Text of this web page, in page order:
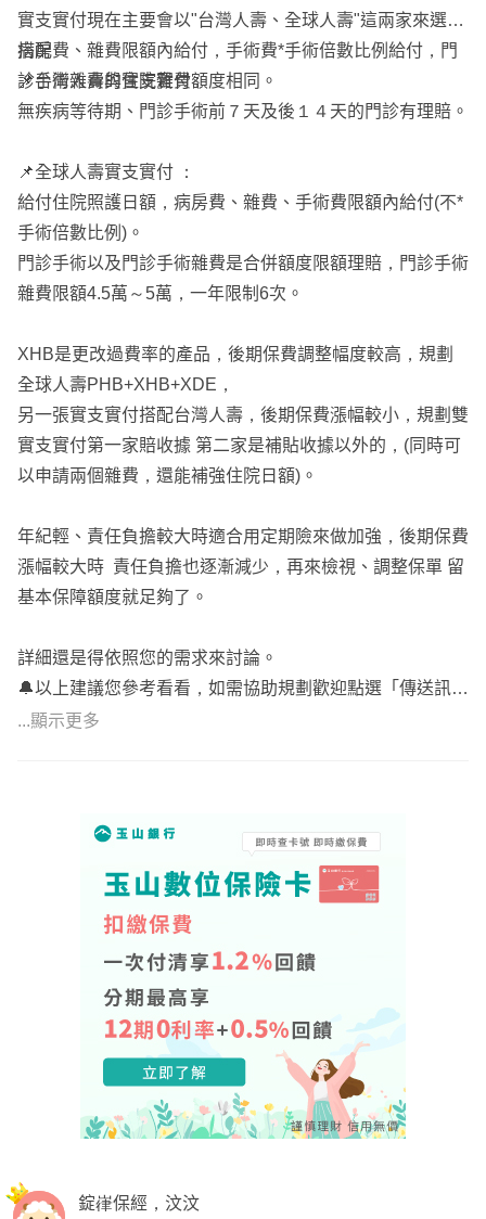
實支實付現在主要會以"台灣人壽、全球人壽"這兩家來選擇
搭配
📌台灣人壽的實支實付 :
病房費、雜費限額內給付，手術費*手術倍數比例給付，門
診手術雜費與住院雜費額度相同。
無疾病等待期、門診手術前７天及後１４天的門診有理賠。
📌全球人壽實支實付 ：
給付住院照護日額，病房費、雜費、手術費限額內給付(不*
手術倍數比例)。
門診手術以及門診手術雜費是合併額度限額理賠，門診手術
雜費限額4.5萬～5萬，一年限制6次。
XHB是更改過費率的產品，後期保費調整幅度較高，規劃
全球人壽PHB+XHB+XDE，
另一張實支實付搭配台灣人壽，後期保費漲幅較小，規劃雙
實支實付第一家賠收據 第二家是補貼收據以外的，(同時可
以申請兩個雜費，還能補強住院日額)。
年紀輕、責任負擔較大時適合用定期險來做加強，後期保費
漲幅較大時 責任負擔也逐漸減少，再來檢視、調整保單 留
基本保障額度就足夠了。
詳細還是得依照您的需求來討論。
🔔以上建議您參考看看，如需協助規劃歡迎點選「傳送訊
息」 諮詢 討論。🙂
...顯示更多
錠嵂保經，汶汶